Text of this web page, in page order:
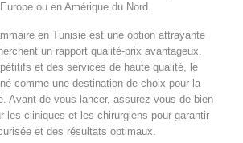
ou en Amérique du Nord.
en Tunisie est une option attrayante
un rapport qualité-prix avantageux.
et des services de haute qualité, le
comme une destination de choix pour la
Avant de vous lancer, assurez-vous de bien
les cliniques et les chirurgiens pour garantir
et des résultats optimaux.